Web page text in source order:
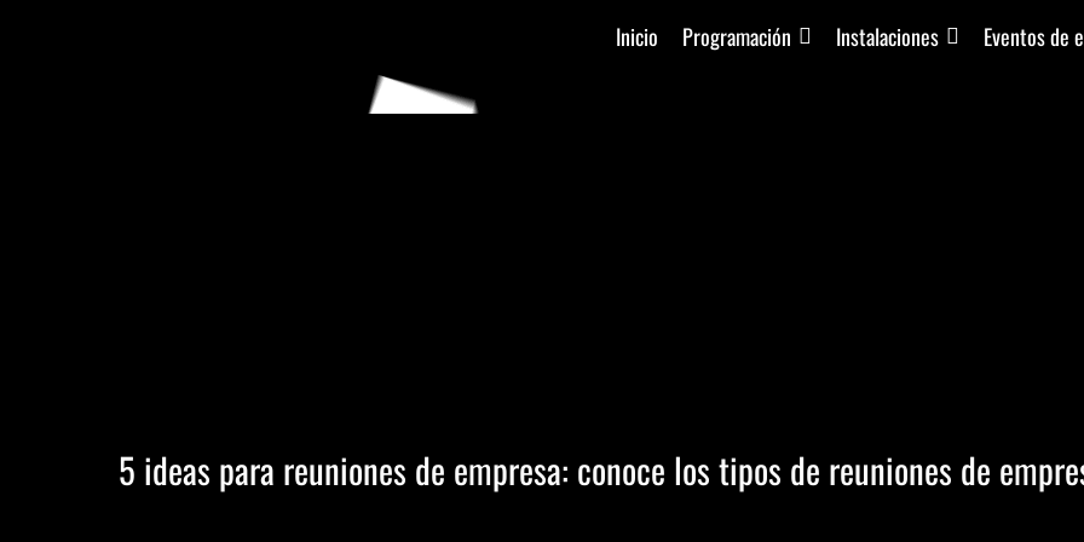
Inicio Programación Instalaciones Eventos de
5 ideas para reuniones de empresa: conoce los tipos de reuniones de